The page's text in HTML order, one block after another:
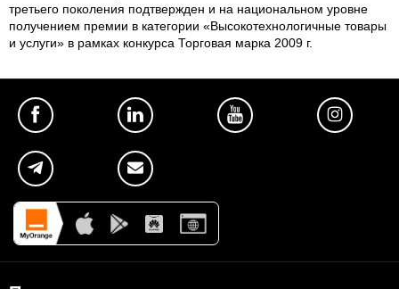
третьего поколения подтвержден и на национальном уровне
получением премии в категории «Высокотехнологичные товары
и услуги» в рамках конкурса Торговая марка 2009 г.